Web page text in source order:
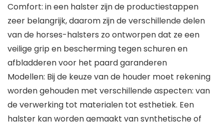
Comfort: in een halster zijn de productiestappen
zeer belangrijk, daarom zijn de verschillende delen
van de horses-halsters zo ontworpen dat ze een
veilige grip en bescherming tegen schuren en
afbladderen voor het paard garanderen
Modellen: Bij de keuze van de houder moet rekening
worden gehouden met verschillende aspecten: van
de verwerking tot materialen tot esthetiek. Een
halster kan worden gemaakt van synthetische of